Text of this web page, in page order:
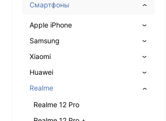
Смартфоны
Apple iPhone
Samsung
Xiaomi
Huawei
Realme
Realme 12 Pro